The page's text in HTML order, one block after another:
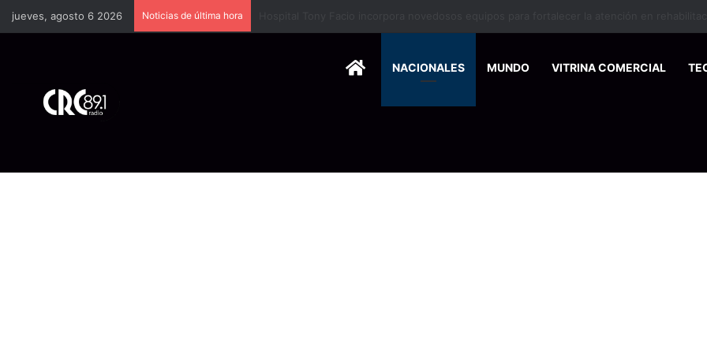
jueves, agosto 6 2026 Noticias de última hora
HOMENACIONALES MUNDO VITRINA COMERCIAL